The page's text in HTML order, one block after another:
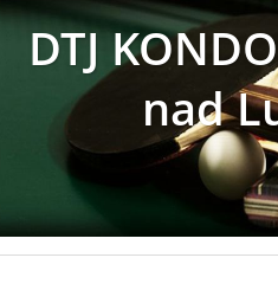
DTJ
nad